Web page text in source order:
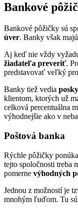
Bankové
Bankové pôžičky sú
úver. Banky však
Aj keď nie vždy
žiadateľa preveriť.
predstavovať veľký
Banky tiež vedia
klientom, ktorých už
celková percentuálna
výhodnejšie ako v
Poštová banka
Rýchle pôžičky
tejto spoločnosti treba
pomerne výhodných
Jednou z možností je
mnohým ľuďom. Tu